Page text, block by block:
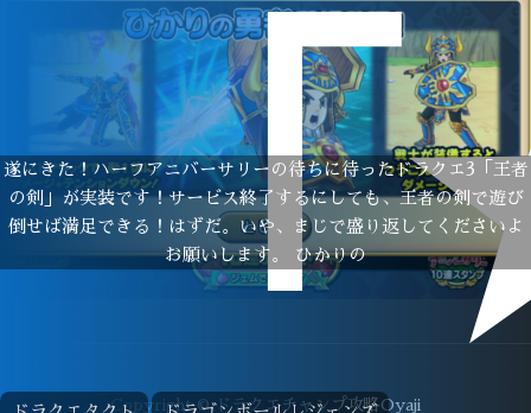
「
遂にきた！ハーフアニバーサリーの待ちに待ったドラクエ3「王者
の剣」が実装です！サービス終了するにしても、王者の剣で遊び
倒せば満足できる！はずだ。いや、まじで盛り返してくださいよ
お願いします。 ひかりの
Copyright © ドラクエチャンプ攻略Oyaji